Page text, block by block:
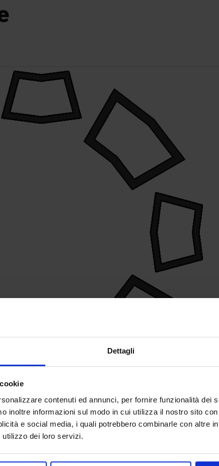
Dettagli
contenuti ed annunci, per fornire funzionalità dei
inoltre informazioni sul modo in cui utilizza il nostro sito
e social media, i quali potrebbero combinarle con altre
dei loro servizi.